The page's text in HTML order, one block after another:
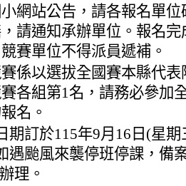
網站公告，請各報名單
請通知承辦單位。報名
賽單位不得派員遞補。
係以選拔全國賽本縣代
各組第1名，請務必參加
名。
期訂於115年9月16日(星
遇颱風來襲停班停課，備
理。